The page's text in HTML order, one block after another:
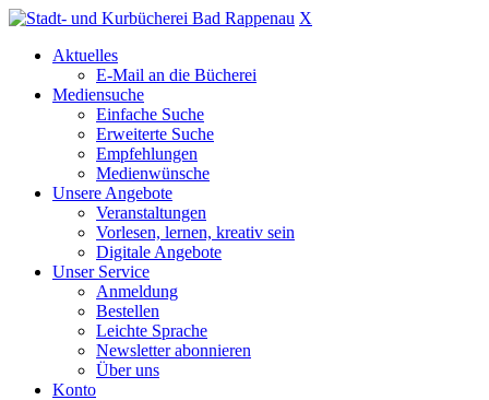
X
Aktuelles
E-Mail an die Bücherei
Mediensuche
Einfache Suche
Erweiterte Suche
Empfehlungen
Medienwünsche
Unsere Angebote
Veranstaltungen
Vorlesen, lernen, kreativ sein
Digitale Angebote
Unser Service
Anmeldung
Bestellen
Leichte Sprache
Newsletter abonnieren
Über uns
Konto